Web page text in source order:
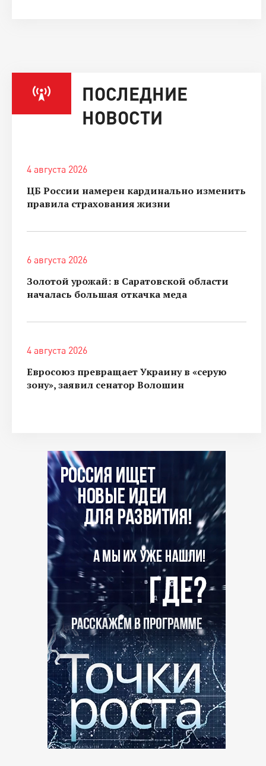
ПОСЛЕДНИЕ
НОВОСТИ
4 августа 2026
ЦБ России намерен кардинально изменить
правила страхования жизни
6 августа 2026
Золотой урожай: в Саратовской области
началась большая откачка меда
4 августа 2026
Евросоюз превращает Украину в «серую
зону», заявил сенатор Волошин